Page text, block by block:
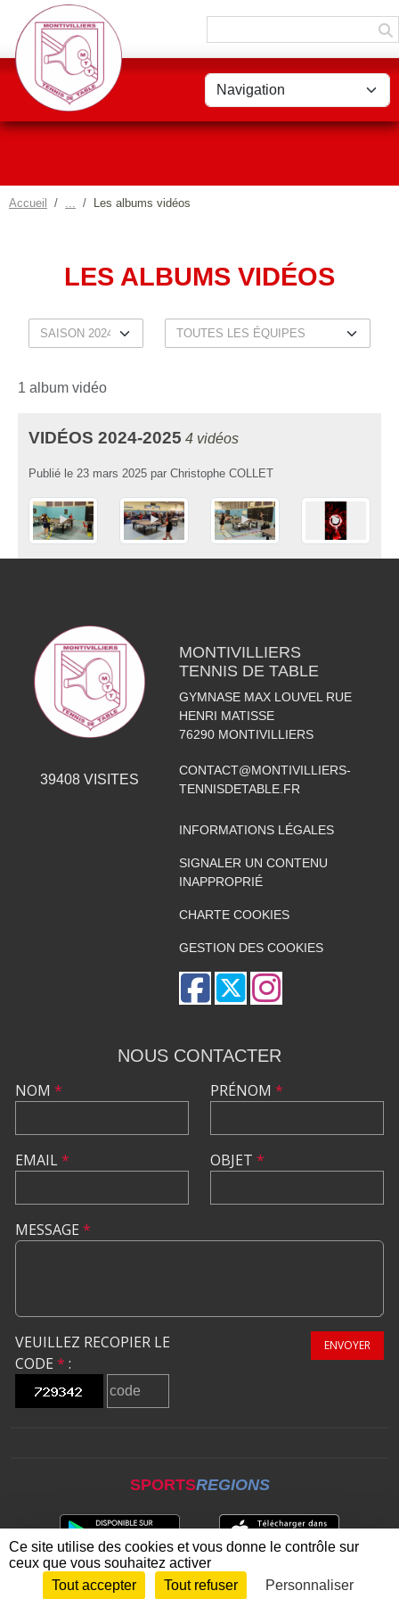
Accueil Les albums vidéos
LES ALBUMS VIDÉOS
1 album vidéo
VIDÉOS 2024-2025 4 vidéos
Publié le 23 mars 2025 par Christophe COLLET
39408VISITES
MONTIVILLIERS
TENNIS DE TABLE
GYMNASE MAX LOUVEL RUE
HENRI MATISSE
76290 MONTIVILLIERS
CONTACT@MONTIVILLIERS-
TENNISDETABLE.FR
INFORMATIONS LÉGALES
SIGNALER UN CONTENU
INAPPROPRIÉ
CHARTE COOKIES
GESTION DES COOKIES
NOUS CONTACTER
NOM *
EMAIL*
PRÉNOM *
OBJET *
MESSAGE *
VEUILLEZ RECOPIER LE
CODE * :
ENVOYER
SPORTSREGIONS
Envie de participer ? CONNEXION
Panneau de gestion des cookies
Ce site utilise des cookies et vous donne le contrôle sur
ceux que vous souhaitez activer
Tout accepter
Tout refuser Personnaliser